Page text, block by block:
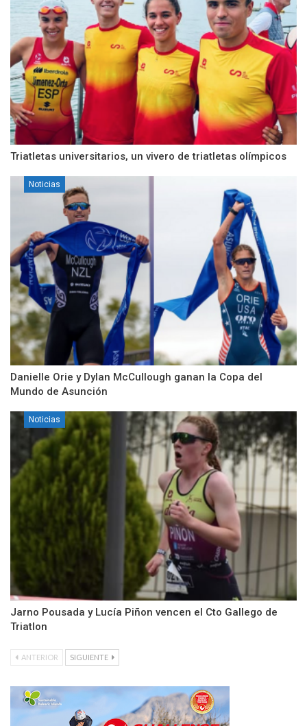
Triatletas universitarios, un vivero de triatletas olímpicos
Noticias
Danielle Orie y Dylan McCullough ganan la Copa del
Mundo de Asunción
Noticias
Jarno Pousada y Lucía Piñon vencen el Cto Gallego de
Triatlon
ANTERIOR SIGUIENTE